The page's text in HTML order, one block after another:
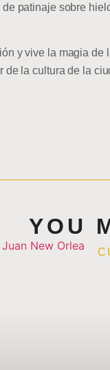
patinaje sobre
y vive la magia
de la cultura de la
YOU